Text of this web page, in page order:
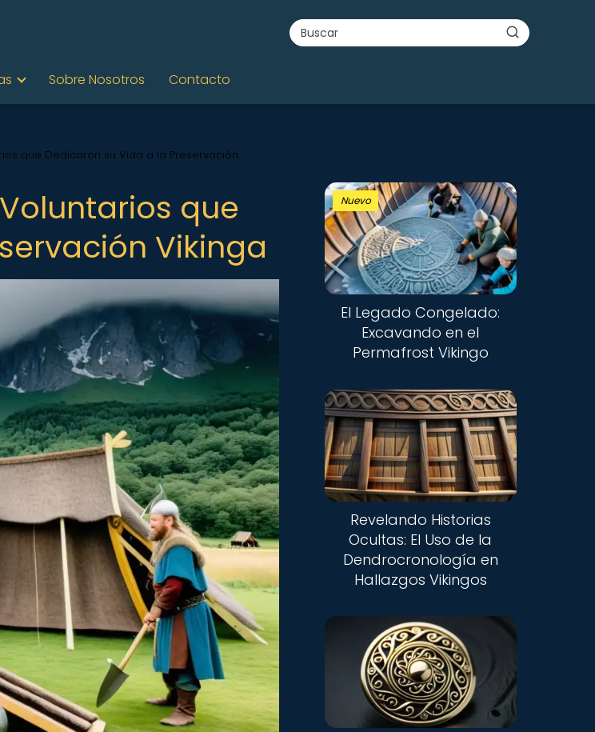
Sobre Nosotros Contacto
que Dedicaron su Vida a la Preservación
que
Vikinga
Nuevo
El Legado Congelado:
Excavando en el
Permafrost Vikingo
Revelando Historias
Ocultas: El Uso de la
Dendrocronología en
Hallazgos Vikingos